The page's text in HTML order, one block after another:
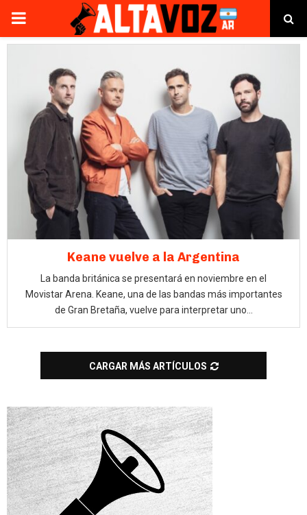
PRIMARY
Keane vuelve a la Argentina
La banda británica se presentará en noviembre en el
Movistar Arena. Keane, una de las bandas más importantes
de Gran Bretaña, vuelve para interpretar uno...
CARGAR MÁS ARTÍCULOS